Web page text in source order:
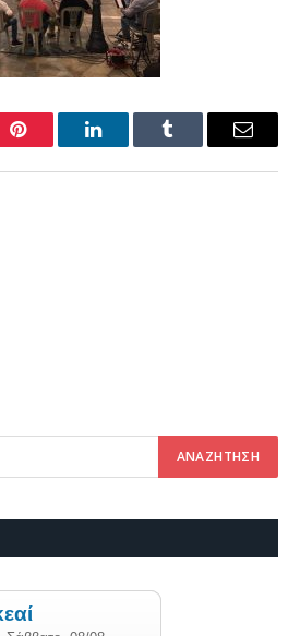
Pinterest LinkedInTumblr Email